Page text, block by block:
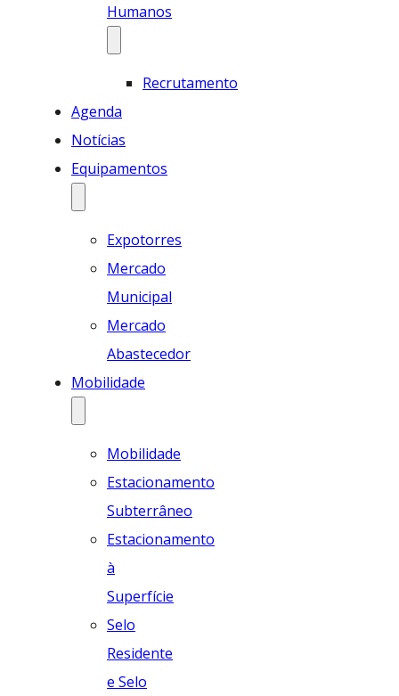
Humanos
Recrutamento
Agenda
Notícias
Equipamentos
Expotorres
Mercado
Municipal
Mercado
Abastecedor
Mobilidade
Mobilidade
Estacionamento
Subterrâneo
Estacionamento
à
Superfície
Selo
Residente
e Selo